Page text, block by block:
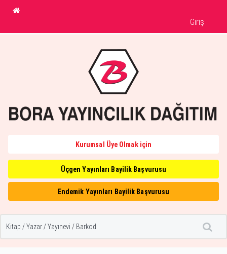
Giriş
Kurumsal Üye Olmak için
Üçgen Yayınları Bayilik Başvurusu
Endemik Yayınları Bayilik Başvurusu